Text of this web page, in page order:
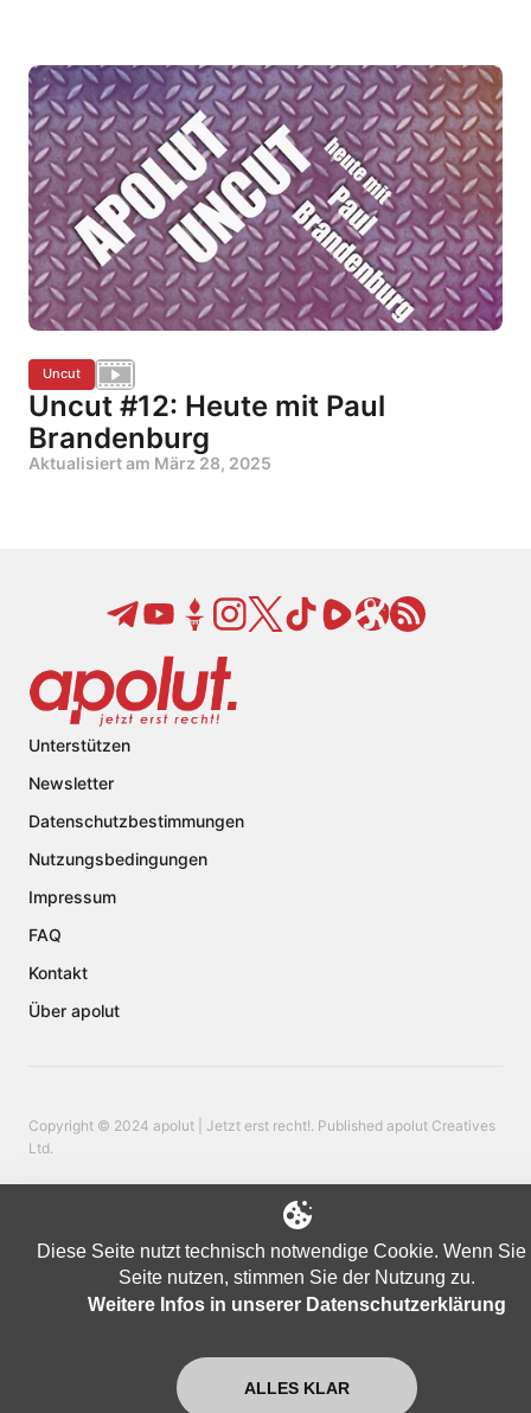
Uncut
Uncut #12: Heute mit Paul
Brandenburg
Aktualisiert am März 28, 2025
Unterstützen
Newsletter
Datenschutzbestimmungen
Nutzungsbedingungen
Impressum
FAQ
Kontakt
Über apolut
Copyright © 2024 apolut | Jetzt erst recht!. Published apolut Creatives
Ltd.
Diese Seite nutzt technisch notwendige Cookie. Wenn Sie
Seite nutzen, stimmen Sie der Nutzung zu.
Weitere Infos in unserer Datenschutzerklärung
ALLES KLAR